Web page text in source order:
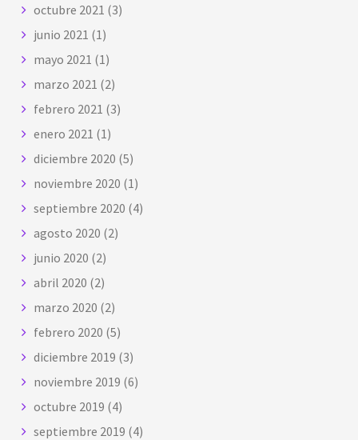
octubre 2021 (3)
junio 2021 (1)
mayo 2021 (1)
marzo 2021 (2)
febrero 2021 (3)
enero 2021 (1)
diciembre 2020 (5)
noviembre 2020 (1)
septiembre 2020 (4)
agosto 2020 (2)
junio 2020 (2)
abril 2020 (2)
marzo 2020 (2)
febrero 2020 (5)
diciembre 2019 (3)
noviembre 2019 (6)
octubre 2019 (4)
septiembre 2019 (4)